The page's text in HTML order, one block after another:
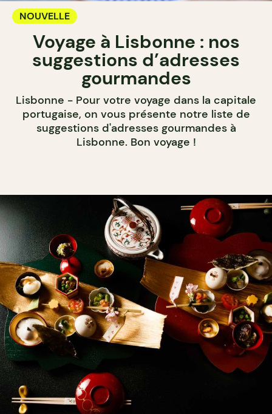
NOUVELLE
Voyage à Lisbonne : nos
suggestions d’adresses
gourmandes
Lisbonne - Pour votre voyage dans la capitale
portugaise, on vous présente notre liste de
suggestions d'adresses gourmandes à
Lisbonne. Bon voyage !